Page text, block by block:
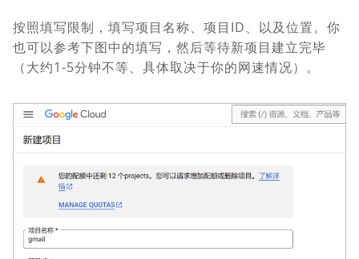
按照填写限制，填写项目名称、项目ID、以及位置。你
也可以参考下图中的填写，然后等待新项目建立完毕
（大约1-5分钟不等、具体取决于你的网速情况）。